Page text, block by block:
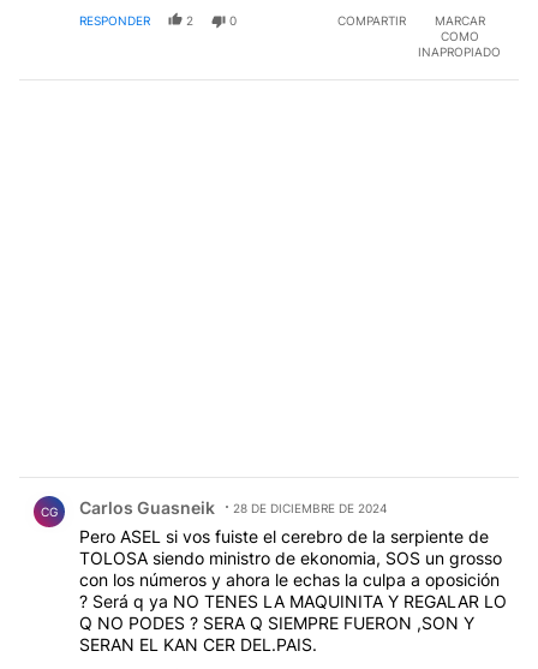
RESPONDER 2 0 COMPARTIR
MARCAR
COMO
INAPROPIADO
CG Carlos Guasneik 28 DE DICIEMBRE DE 2024
Pero ASEL si vos fuiste el cerebro de la serpiente de
TOLOSA siendo ministro de ekonomia, SOS un grosso
con los números y ahora le echas la culpa a oposición
? Será q ya NO TENES LA MAQUINITA Y REGALAR LO
Q NO PODES ? SERA Q SIEMPRE FUERON ,SON Y
SERAN EL KAN CER DEL.PAIS.